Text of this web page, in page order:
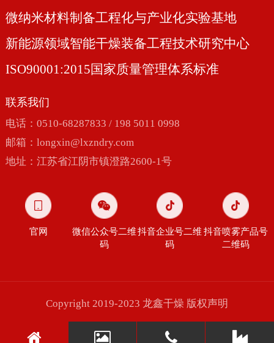
微纳米材料制备工程化与产业化实验基地
新能源领域智能干燥装备工程技术研究中心
ISO90001:2015国家质量管理体系标准
联系我们
电话：0510-68287833 / 198 5011 0998
邮箱： longxin@lxzndry.com
地址：江苏省江阴市镇澄路2600-1号
官网
微信公众号二维
码
抖音企业号二维
码
抖音喷雾产品号
二维码
Copyright 2019-2023 龙鑫干燥 版权声明